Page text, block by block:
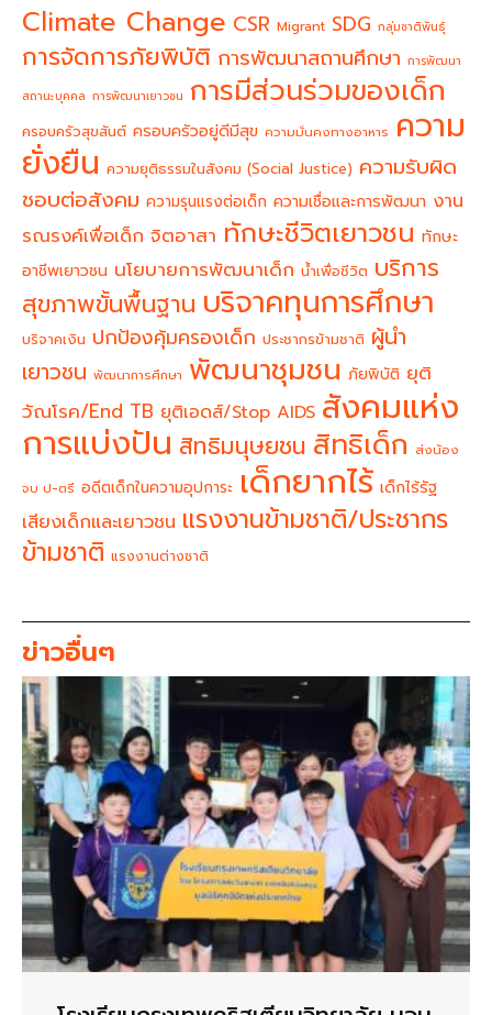
Climate Change CSR Migrant SDG กลุ่มชาติพันธุ์
การจัดการภัยพิบัติ การพัฒนาสถานศึกษา การพัฒนา
สถานะบุคคล การพัฒนาเยาวชน การมีส่วนร่วมของเด็ก
ครอบครัวสุขสันต์ ครอบครัวอยู่ดีมีสุข ความมั่นคงทางอาหาร ความ
ยั่งยืน ความยุติธรรมในสังคม (Social Justice) ความรับผิด
ชอบต่อสังคม ความรุนแรงต่อเด็ก ความเชื่อและการพัฒนา งาน
รณรงค์เพื่อเด็ก จิตอาสา ทักษะชีวิตเยาวชน ทักษะ
อาชีพเยาวชน นโยบายการพัฒนาเด็ก น้ำเพื่อชีวิต บริการ
สุขภาพขั้นพื้นฐาน บริจาคทุนการศึกษา
บริจาคเงิน ปกป้องคุ้มครองเด็ก ประชากรข้ามชาติ ผู้นำ
เยาวชน พัฒนาการศึกษา พัฒนาชุมชน ภัยพิบัติ ยุติ
วัณโรค/End TB ยุติเอดส์/Stop AIDS สังคมแห่ง
การแบ่งปัน สิทธิมนุษยชน สิทธิเด็ก ส่งน้อง
จบ ป-ตรี อดีตเด็กในความอุปการะ เด็กยากไร้ เด็กไร้รัฐ
เสียงเด็กและเยาวชน แรงงานข้ามชาติ/ประชากร
ข้ามชาติ แรงงานต่างชาติ
ข่าวอื่นๆ